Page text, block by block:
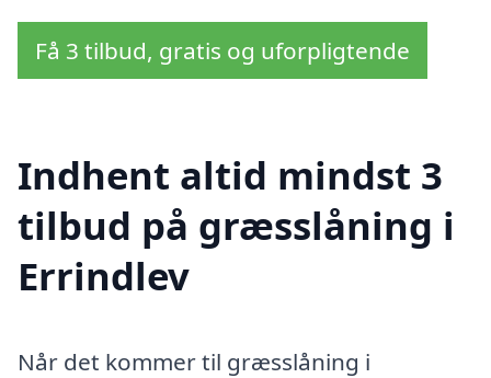
Få 3 tilbud, gratis og uforpligtende
Indhent altid mindst 3
tilbud på græsslåning i
Errindlev
Når det kommer til græsslåning i